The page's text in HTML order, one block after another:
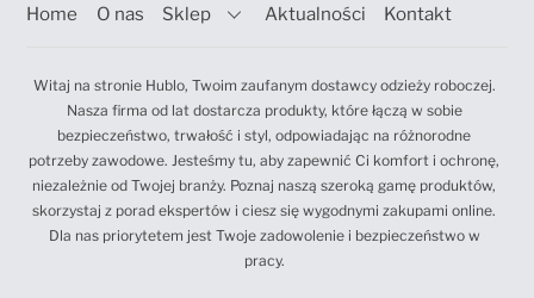
Home O nas Sklep Aktualności Kontakt
Witaj na stronie Hublo, Twoim zaufanym dostawcy odzieży roboczej.
Nasza firma od lat dostarcza produkty, które łączą w sobie
bezpieczeństwo, trwałość i styl, odpowiadając na różnorodne
potrzeby zawodowe. Jesteśmy tu, aby zapewnić Ci komfort i ochronę,
niezależnie od Twojej branży. Poznaj naszą szeroką gamę produktów,
skorzystaj z porad ekspertów i ciesz się wygodnymi zakupami online.
Dla nas priorytetem jest Twoje zadowolenie i bezpieczeństwo w
pracy.